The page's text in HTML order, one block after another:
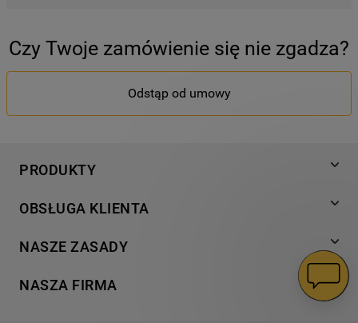
Czy Twoje zamówienie się nie zgadza?
Odstąp od umowy
PRODUKTY
Chłodnictwo
Gotowanie
Dodatkowe produkty
OBSŁUGA KLIENTA
Napisz do nas
Gwarancja
NASZE ZASADY
Polityka prywatności
NASZA FIRMA